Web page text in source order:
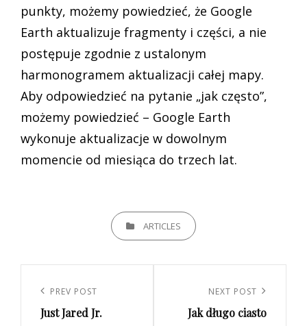
punkty, możemy powiedzieć, że Google
Earth aktualizuje fragmenty i części, a nie
postępuje zgodnie z ustalonym
harmonogramem aktualizacji całej mapy.
Aby odpowiedzieć na pytanie „jak często”,
możemy powiedzieć – Google Earth
wykonuje aktualizacje w dowolnym
momencie od miesiąca do trzech lat.
CATEGORIESARTICLES
wpisu
Previous
Post
PREV POST
Just Jared Jr.
Post
NEXT POST
Jak długo ciasto